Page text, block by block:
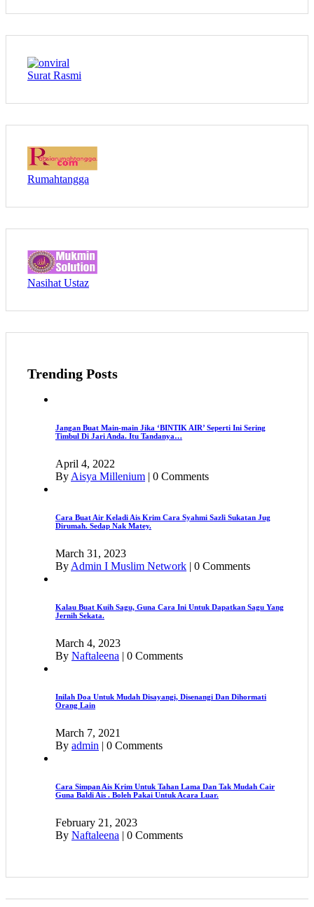
Surat Rasmi
Rumahtangga
Nasihat Ustaz
Trending Posts
Jangan Buat Main-main Jika ‘BINTIK AIR’ Seperti Ini Sering
Timbul Di Jari Anda. Itu Tandanya…
April 4, 2022
By Aisya Millenium | 0 Comments
Cara Buat Air Keladi Ais Krim Cara Syahmi Sazli Sukatan Jug
Dirumah. Sedap Nak Matey.
March 31, 2023
By Admin I Muslim Network | 0 Comments
Kalau Buat Kuih Sagu, Guna Cara Ini Untuk Dapatkan Sagu Yang
Jernih Sekata.
March 4, 2023
By Naftaleena | 0 Comments
Inilah Doa Untuk Mudah Disayangi, Disenangi Dan Dihormati
Orang Lain
March 7, 2021
By admin | 0 Comments
Cara Simpan Ais Krim Untuk Tahan Lama Dan Tak Mudah Cair
Guna Baldi Ais . Boleh Pakai Untuk Acara Luar.
February 21, 2023
By Naftaleena | 0 Comments